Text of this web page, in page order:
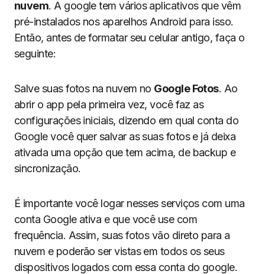
nuvem. A google tem vários aplicativos que vêm
pré-instalados nos aparelhos Android para isso.
Então, antes de formatar seu celular antigo, faça o
seguinte:
Salve suas fotos na nuvem no Google Fotos. Ao
abrir o app pela primeira vez, você faz as
configurações iniciais, dizendo em qual conta do
Google você quer salvar as suas fotos e já deixa
ativada uma opção que tem acima, de backup e
sincronização.
É importante você logar nesses serviços com uma
conta Google ativa e que você use com
frequência. Assim, suas fotos vão direto para a
nuvem e poderão ser vistas em todos os seus
dispositivos logados com essa conta do google.